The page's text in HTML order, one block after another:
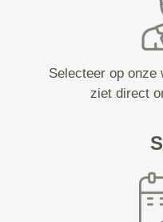
Selecteer op onze
ziet direct